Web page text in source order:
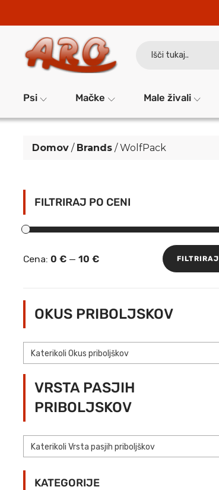
Psi Mačke Male živali
Domov / Brands / WolfPack
FILTRIRAJ PO CENI
FILTRIRAJ
Cena:0 € —10 €
OKUS PRIBOLJSKOV
Katerikoli Okus priboljškov
VRSTA PASJIH
PRIBOLJSKOV
Katerikoli Vrsta pasjih priboljškov
KATEGORIJE